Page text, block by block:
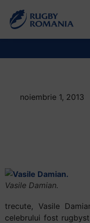
noiembrie 1, 2013
Vasile Damian.
trecute, Vasile
celebrului fost